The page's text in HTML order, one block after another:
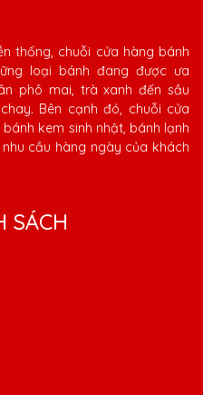
thống, chuỗi cửa hàng bánh
loại bánh đang được ưa
phô mai, trà xanh đến sầu
Bên cạnh đó, chuỗi cửa
kem sinh nhật, bánh lạnh
cầu hàng ngày của khách
SÁCH